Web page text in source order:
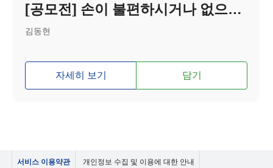
[공모전] 손이 불편하시거나 없으신 분들이 위한 머리 감는 기구 ( 이름 : 머깜이)
김동현
자세히 보기 담기
서비스 이용약관 개인정보 수집 및 이용에 대한 안내